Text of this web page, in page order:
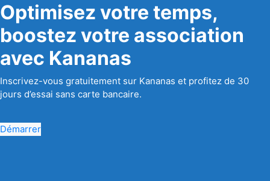
Optimisez votre temps,
boostez votre association
avec Kananas
Inscrivez-vous gratuitement sur Kananas et profitez de 30
jours d’essai sans carte bancaire.
Démarrer